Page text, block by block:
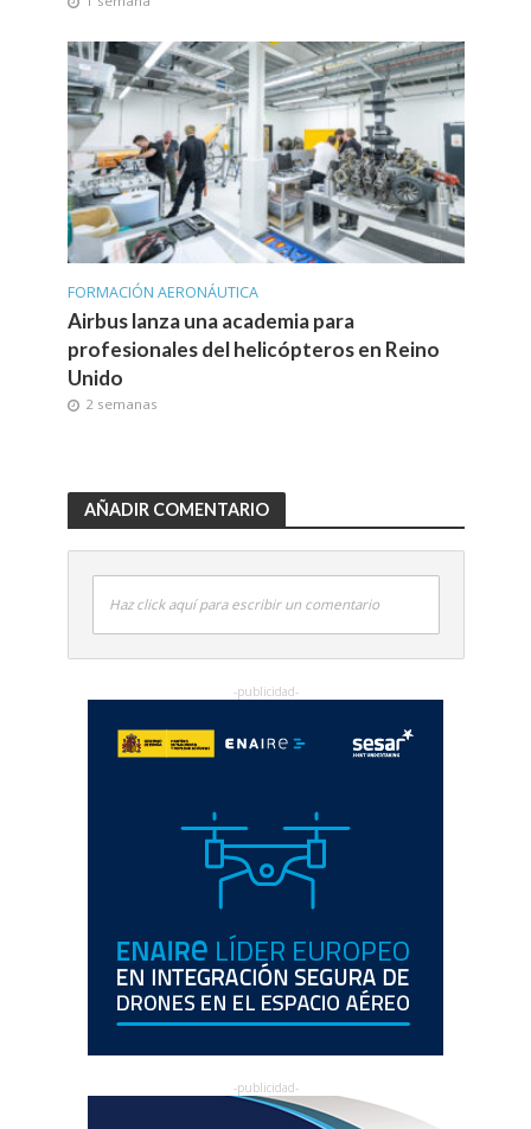
FORMACIÓN AERONÁUTICA
Airbus lanza una academia para
profesionales del helicópteros en Reino
Unido
2 semanas
AÑADIR COMENTARIO
Haz click aquí para escribir un comentario